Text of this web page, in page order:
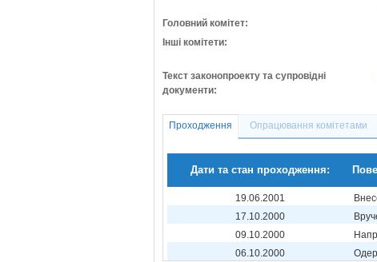
Головний комітет:
Інші комітети:
Текст законопроекту та супровідні
документи:
Проходження Опрацювання комітетами
Дати та стан проходження:
19.06.2001
17.10.2000
09.10.2000
06.10.2000